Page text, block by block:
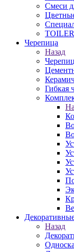
Смеси
Черепица
Назад
Гибкая
Назад